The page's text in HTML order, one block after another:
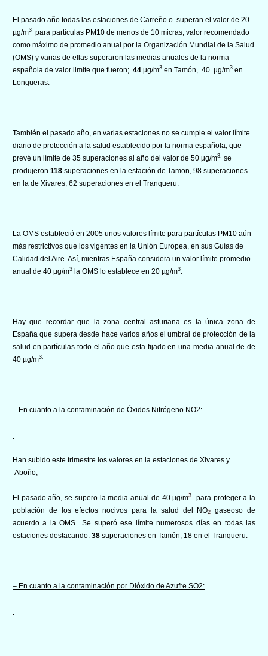
El pasado año todas las estaciones de Carreño o superan el valor de 20
µg/m3 para partículas PM10 de menos de 10 micras, valor recomendado
como máximo de promedio anual por la Organización Mundial de la Salud
(OMS) y varias de ellas superaron las medias anuales de la norma
española de valor limite que fueron; 44 µg/m3 en Tamón, 40 µg/m3 en
Longueras.
También el pasado año, en varias estaciones no se cumple el valor límite
diario de protección a la salud establecido por la norma española, que
prevé un límite de 35 superaciones al año del valor de 50 µg/m3: se
produjeron 118 superaciones en la estación de Tamon, 98 superaciones
en la de Xivares, 62 superaciones en el Tranqueru.
La OMS estableció en 2005 unos valores límite para partículas PM10 aún
más restrictivos que los vigentes en la Unión Europea, en sus Guías de
Calidad del Aire. Así, mientras España considera un valor límite promedio
anual de 40 µg/m3 la OMS lo establece en 20 µg/m3
Hay que recordar que la zona central asturiana es la única zona de
España que supera desde hace varios años el umbral de protección de la
salud en partículas todo el año que esta fijado en una media anual de de
40 µg/m3.
– En cuanto a la contaminación de Óxidos Nitrógeno NO2:
Han subido este trimestre los valores en la estaciones de Xivares y
Aboño,
El pasado año, se supero la media anual de 40 µg/m3
para proteger a la
población de los efectos nocivos para la salud del NO2
gaseoso de
acuerdo a la OMS Se superó ese límite numerosos días en todas las
estaciones destacando: 38 superaciones en Tamón, 18 en el Tranqueru.
– En cuanto a la contaminación por Dióxido de Azufre SO2: